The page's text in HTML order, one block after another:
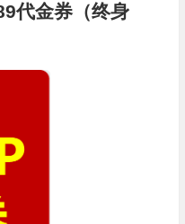
代金券（终身